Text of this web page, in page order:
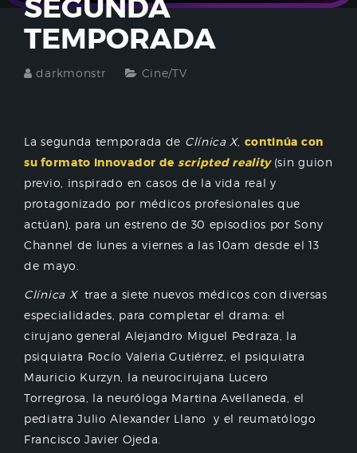
SEGUNDA
TEMPORADA
darkmonstr Cine/TV
La segunda temporada de Clínica X, continúa con
su formato innovador de scripted reality (sin guion
previo, inspirado en casos de la vida real y
protagonizado por médicos profesionales que
actúan), para un estreno de 30 episodios por Sony
Channel de lunes a viernes a las 10am desde el 13
de mayo.
Clínica Xtrae a siete nuevos médicos con diversas
especialidades, para completar el drama: el
cirujano general Alejandro Miguel Pedraza, la
psiquiatra Rocío Valeria Gutiérrez, el psiquiatra
Mauricio Kurzyn, la neurocirujana Lucero
Torregrosa, la neuróloga Martina Avellaneda, el
pediatra Julio Alexander Llano y el reumatólogo
Francisco Javier Ojeda.